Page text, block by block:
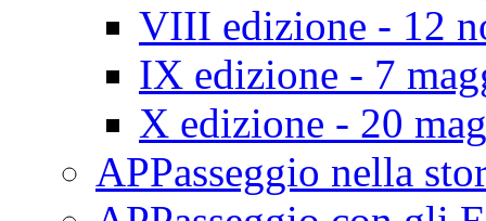
VIII edizione - 12
IX edizione - 7
X edizione - 20
APPasseggio nella